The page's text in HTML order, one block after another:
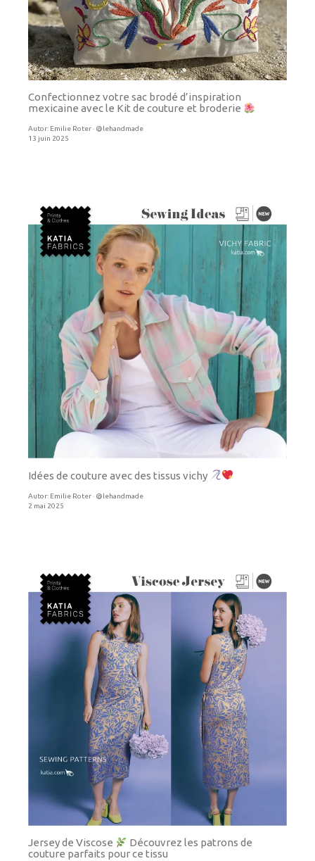
Confectionnez votre sac brodé d’inspiration
mexicaine avec le Kit de couture et broderie
Autor: Emilie Roter · @lehandmade
13 juin 2025
Idées de couture avec des tissus vichy
Autor: Emilie Roter · @lehandmade
2 mai 2025
Jersey de Viscose
Découvrez les patrons de
couture parfaits pour ce tissu